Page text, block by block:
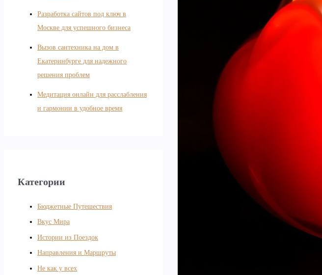
Разработка сайтов под ключ в
Москве для успешного бизнеса
Вызов сантехника на дом в
Екатеринбурге для надежного
решения проблем
Медитация онлайн для расслабления
и гармонии в удобное время
Категории
Бюджетные Путешествия
Вкус Мира
Истории из Поездок
Направления и Маршруты
Не как у всех